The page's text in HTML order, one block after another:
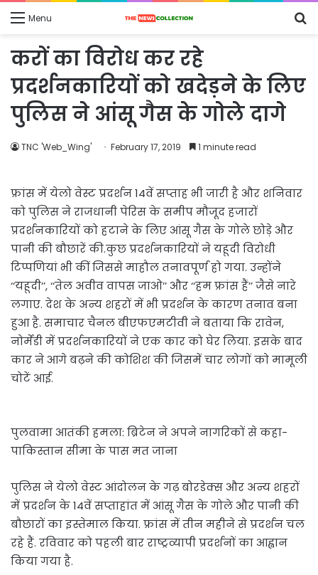
Menu
करों का विरोध कर रहे
प्रदर्शनकारियों को खदेड़ने के लिए
पुलिस ने आंसू गैस के गोले दागे
TNC 'Web_Wing' February 17, 2019 1 minute read
फ्रांस में येलो वेस्ट प्रदर्शन 14वें सप्ताह भी जारी है और शनिवार
को पुलिस ने राजधानी पेरिस के समीप मौजूद हजारों
प्रदर्शनकारियों को हटाने के लिए आंसू गैस के गोले छोड़े और
पानी की बौछारें की.कुछ प्रदर्शनकारियों ने यहूदी विरोधी
टिप्पणियां भी कीं जिससे माहौल तनावपूर्ण हो गया. उन्होंने
‘‘यहूदी’’, ‘‘तेल अवीव वापस जाओ’’ और ‘‘हम फ्रांस हैं’’ जैसे नारे
लगाए. देश के अन्य शहरों में भी प्रदर्शन के कारण तनाव बना
हुआ है. समाचार चैनल बीएफएमटीवी ने बताया कि रावेन,
नोर्मेंडी में प्रदर्शनकारियों ने एक कार को घेर लिया. इसके बाद
कार ने आगे बढ़ने की कोशिश की जिसमें चार लोगों को मामूली
चोटें आई.
पुलवामा आतंकी हमला: ब्रिटेन ने अपने नागरिकों से कहा-
पाकिस्तान सीमा के पास मत जाना
पुलिस ने येलो वेस्ट आंदोलन के गढ़ बोरडेक्स और अन्य शहरों
में प्रदर्शन के 14वें सप्ताहांत में आंसू गैस के गोले और पानी की
बौछारों का इस्तेमाल किया. फ्रांस में तीन महीने से प्रदर्शन चल
रहे हैं. रविवार को पहली बार राष्ट्रव्यापी प्रदर्शनों का आह्वान
किया गया है.